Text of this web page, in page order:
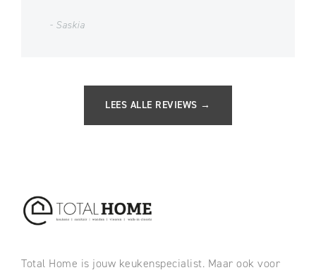
- Saskia
LEES ALLE REVIEWS →
Total Home is jouw keukenspecialist. Maar ook voor